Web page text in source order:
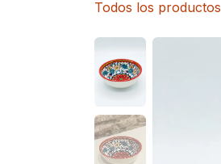
Todos los productos